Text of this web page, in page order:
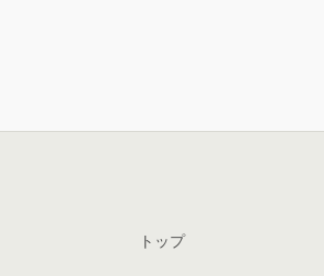
トップ